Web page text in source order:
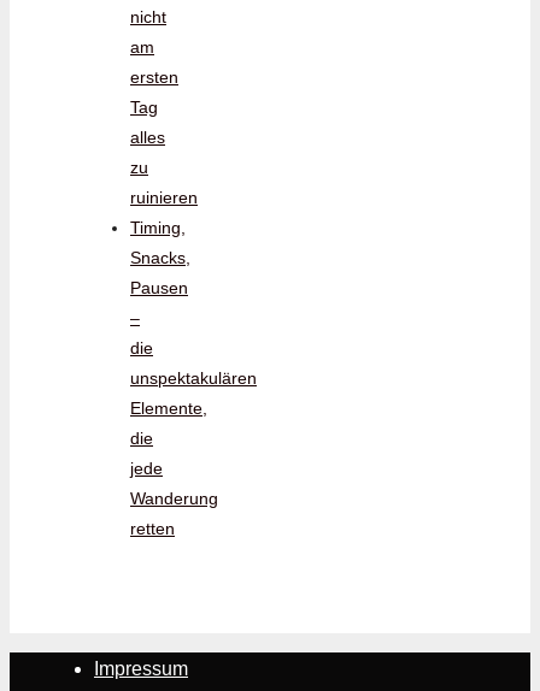
nicht
am
ersten
Tag
alles
zu
ruinieren
Timing,
Snacks,
Pausen
–
die
unspektakulären
Elemente,
die
jede
Wanderung
retten
Impressum